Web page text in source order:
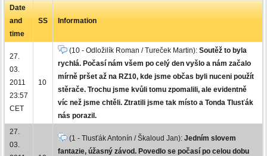
Date
and
time
SS Information
27.
03.
2011
23:57
CET
10
(10 - Odložilík Roman / Tureček Martin): Soutěž to byla
rychlá. Počasí nám všem po celý den vyšlo a nám začalo
mírně pršet až na RZ10, kde jsme občas byli nuceni použít
stěrače. Trochu jsme kvůli tomu zpomalili, ale evidentně
víc než jsme chtěli. Ztratili jsme tak místo a Tonda Tlusťák
nás porazil.
27.
03.
(1 - Tlusťák Antonín / Škaloud Jan): Jedním slovem
fantazie, úžasný závod. Povedlo se počasí po celou dobu